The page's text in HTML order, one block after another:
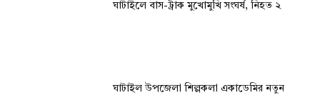
ঘাটাইলে বাস-ট্রাক মুখোমুখি সংঘর্ষ, নিহত ২
ঘাটাইল উপজেলা শিল্পকলা একাডেমির নতুন